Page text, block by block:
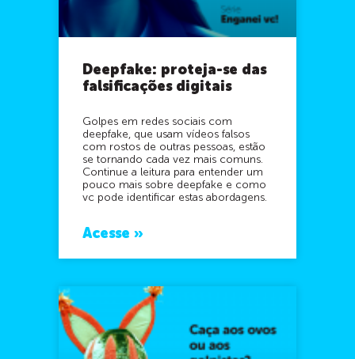
Deepfake: proteja-se das
falsificações digitais
Golpes em redes sociais com
deepfake, que usam vídeos falsos
com rostos de outras pessoas, estão
se tornando cada vez mais comuns.
Continue a leitura para entender um
pouco mais sobre deepfake e como
vc pode identificar estas abordagens.
Acesse »